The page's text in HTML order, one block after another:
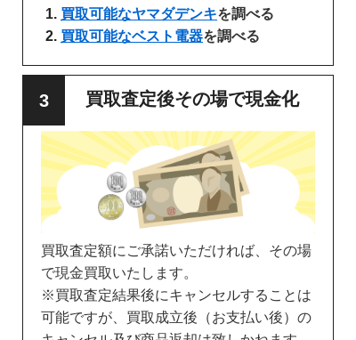
買取可能なヤマダデンキを調べる
買取可能なベスト電器を調べる
買取査定後その場で現金化
買取査定額にご承諾いただければ、その場
で現金買取いたします。
※買取査定結果後にキャンセルすることは
可能ですが、買取成立後（お支払い後）の